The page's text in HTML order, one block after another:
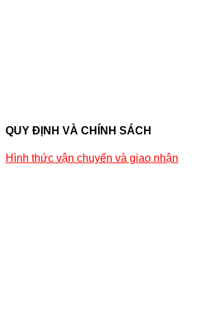
QUY ĐỊNH VÀ CHÍNH SÁCH
Hình thức vận chuyển và giao nhận